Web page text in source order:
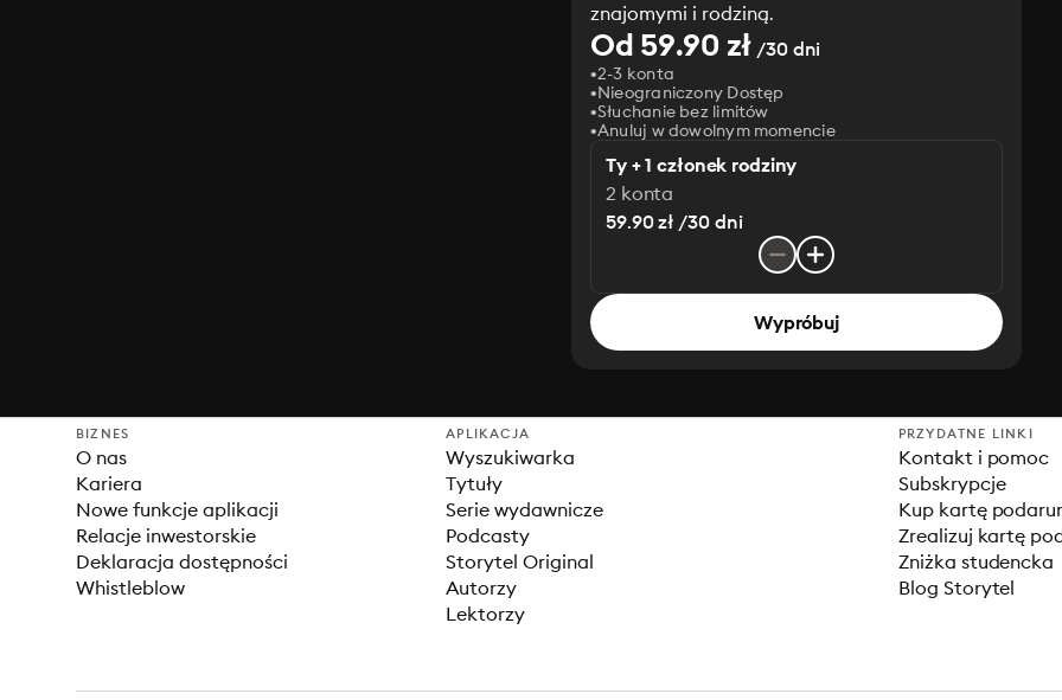
znajomymi i rodziną.
Od 59.90 zł /30 dni
2-3 konta
Nieograniczony Dostęp
Słuchanie bez limitów
Anuluj w dowolnym momencie
Ty + 1 członek rodziny
2 konta
59.90 zł /30 dni
Wypróbuj
BIZNES
O nas
Kariera
Nowe funkcje aplikacji
Relacje inwestorskie
Deklaracja dostępności
Whistleblow
APLIKACJA
Wyszukiwarka
Tytuły
Serie wydawnicze
Podcasty
Storytel Original
Autorzy
Lektorzy
PRZYDATNE LINKI
Kontakt i pomoc
Subskrypcje
Kup kartę
Zrealizuj kartę
Zniżka studencka
Blog Storytel